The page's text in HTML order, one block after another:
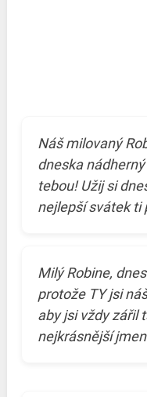
Náš milovaný
dneska
tebou! Užij si
nejlepší svátek ti
Milý Robine,
protože TY jsi
aby jsi vždy zářil
nejkrásnější